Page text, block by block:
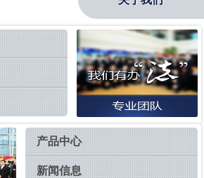
产品中心
新闻信息